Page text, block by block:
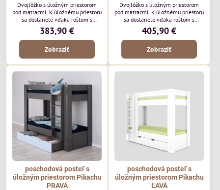
Dvojlôžko s úložným priestorom
pod matracmi. K úložnému priestoru
sa dostanete vďaka roštom s
pružinami alebo s piestami ktoré za
príplatok nájdete v našej ponuke.
Posteľ sa predáva v základnom
prevedení bez roštov a matracov.
Posteľ je vhodná ako manželská
posteľ do spálne. Vďara širokej
škále farieb si každý zákazník
vyberie posteľ ktorá bude ladiť s
interiérom. Rozmery postele: š165
x d210 x...
383,90 €
Zobraziť
Dvojlôžko s úložným priestorom
pod matracmi. K úložnému priestoru
sa dostanete vďaka roštom s
pružinami alebo s piestami ktoré za
príplatok nájdete v našej ponuke.
Posteľ sa predáva v základnom
prevedení bez roštov a matracov.
Posteľ je vhodná ako manželská
posteľ do spálne. Vďara širokej
škále farieb si každý zákazník
x d210 x...
405,90 €
Zobraziť
poschodová posteľ s
úložným priestorom Pikachu
PRAVÁ
poschodová posteľ s
úložným priestorom Pikachu
ĽAVÁ